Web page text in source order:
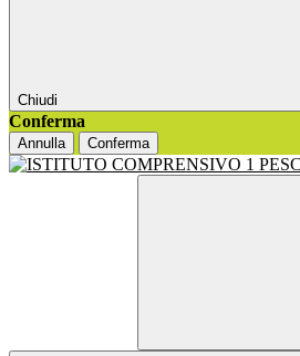
Chiudi
Conferma
Annulla Conferma